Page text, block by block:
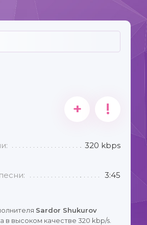
+ !
320 kbps
3:45
Sardor Shukurov
высоком качестве 320 kbp/s.